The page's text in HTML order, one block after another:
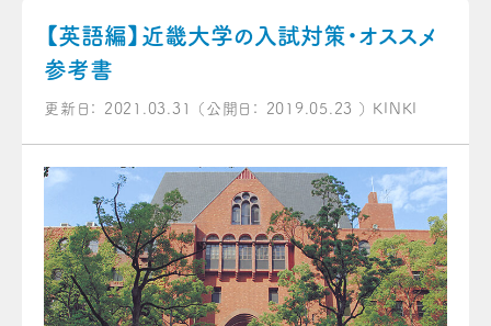
【英語編】近畿大学の入試対策・オススメ
参考書
更新日： 2021.03.31 （公開日： 2019.05.23 ） KINKI